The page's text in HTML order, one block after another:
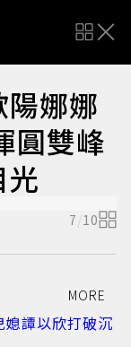
陽娜娜
圓雙峰
光
7/10
MORE